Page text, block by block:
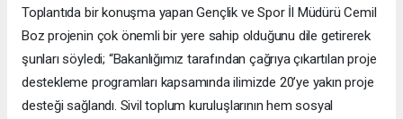
Toplantıda bir konuşma yapan Gençlik ve Spor İl Müdürü Cemil
Boz projenin çok önemli bir yere sahip olduğunu dile getirerek
şunları söyledi; “Bakanlığımız tarafından çağrıya çıkartılan proje
destekleme programları kapsamında ilimizde 20’ye yakın proje
desteği sağlandı. Sivil toplum kuruluşlarının hem sosyal